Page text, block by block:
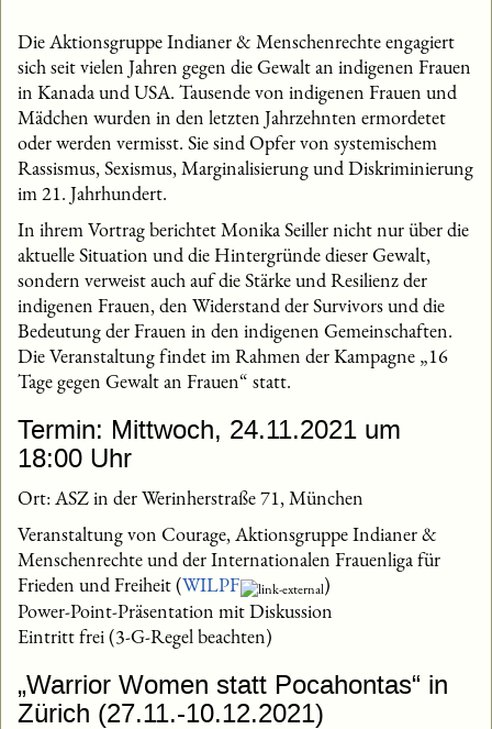
Die Aktionsgruppe Indianer & Menschenrechte engagiert
sich seit vielen Jahren gegen die Gewalt an indigenen Frauen
in Kanada und USA. Tausende von indigenen Frauen und
Mädchen wurden in den letzten Jahrzehnten ermordetet
oder werden vermisst. Sie sind Opfer von systemischem
Rassismus, Sexismus, Marginalisierung und Diskriminierung
im 21. Jahrhundert.
In ihrem Vortrag berichtet Monika Seiller nicht nur über die
aktuelle Situation und die Hintergründe dieser Gewalt,
sondern verweist auch auf die Stärke und Resilienz der
indigenen Frauen, den Widerstand der Survivors und die
Bedeutung der Frauen in den indigenen Gemeinschaften.
Die Veranstaltung findet im Rahmen der Kampagne „16
Tage gegen Gewalt an Frauen“ statt.
Termin: Mittwoch, 24.11.2021 um
18:00 Uhr
Ort: ASZ in der Werinherstraße 71, München
Veranstaltung von Courage, Aktionsgruppe Indianer &
Menschenrechte und der Internationalen Frauenliga für
Frieden und Freiheit (WILPF
)
Power-Point-Präsentation mit Diskussion
Eintritt frei (3-G-Regel beachten)
„Warrior Women statt Pocahontas“ in
Zürich (27.11.-10.12.2021)